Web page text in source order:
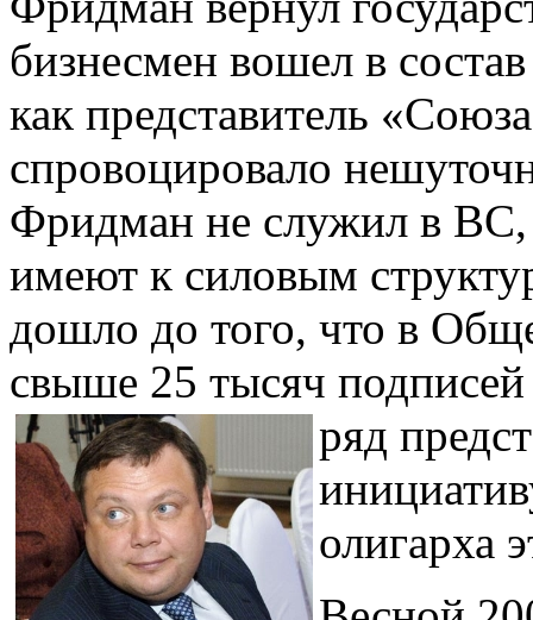
бизнесмен вошел в
как представитель
спровоцировало
Фридман не служил в ВС,
имеют к силовым
дошло до того, что в
свыше 25 тысяч
ряд
олигарха